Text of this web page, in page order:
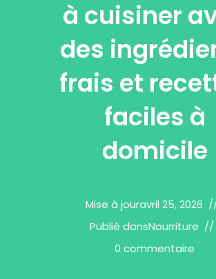
à cuisiner
des
frais et
faciles à
domicile
Mise à jouravril 25, 2026
Publié dansNourriture
0 commentaire